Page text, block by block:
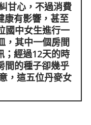
甘心，不過消費
康有影響，甚至
國中女生進行一
，其中一個房間
；經過12天的時
間的種子卻幾乎
，這五位丹麥女